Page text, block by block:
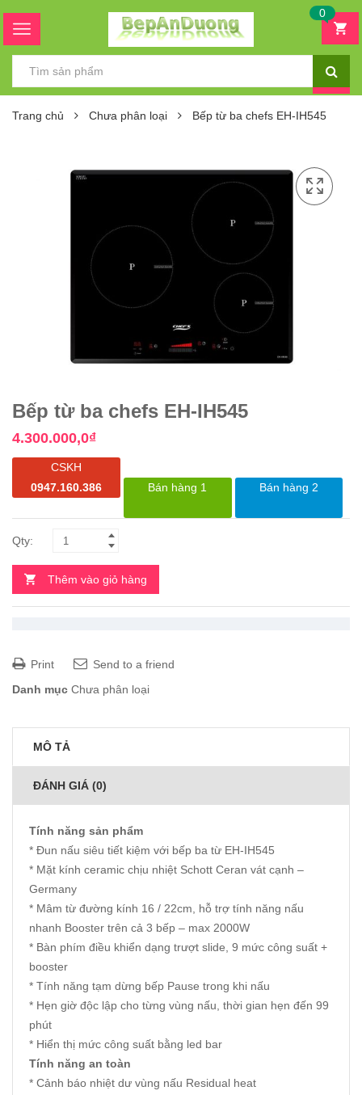
0
Trang chủ Chưa phân loại Bếp từ ba chefs EH-IH545
Bếp từ ba chefs EH-IH545
4.300.000,0₫
CSKH
0947.160.386
Bán hàng 1 Bán hàng 2
Thêm vào giỏ hàng
Print
Send to a friend
Danh mục Chưa phân loại
MÔ TẢ
ĐÁNH GIÁ (0)
Tính năng sản phẩm
* Đun nấu siêu tiết kiệm với bếp ba từ EH-IH545
* Mặt kính ceramic chịu nhiệt Schott Ceran vát cạnh –
Germany
* Mâm từ đường kính 16 / 22cm, hỗ trợ tính năng nấu
nhanh Booster trên cả 3 bếp – max 2000W
* Bàn phím điều khiển dạng trượt slide, 9 mức công suất +
booster
* Tính năng tạm dừng bếp Pause trong khi nấu
* Hẹn giờ độc lập cho từng vùng nấu, thời gian hẹn đến 99
phút
* Hiển thị mức công suất bằng led bar
Tính năng an toàn
* Cảnh báo nhiệt dư vùng nấu Residual heat